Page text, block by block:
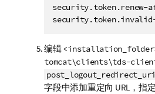
security.token.renew-
编辑
tomcat\clients\tds-
字段中添加重定向 URL，指